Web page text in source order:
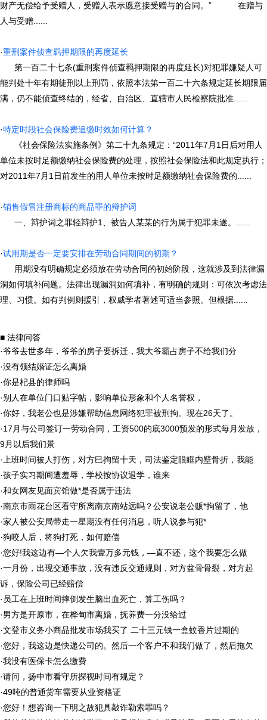
财产无偿给予受赠人，受赠人表示愿意接受赠与的合同。” 在赠与
人与受赠......
·重刑案件侦查羁押期限的再度延长
第一百二十七条(重刑案件侦查羁押期限的再度延长)对犯罪嫌疑人可
能判处十年有期徒刑以上刑罚，依照本法第一百二十六条规定延长期限届
满，仍不能侦查终结的，经省、自治区、直辖市人民检察院批准......
·特定时段社会保险费追缴时效如何计算？
《社会保险法实施条例》第二十九条规定：“2011年7月1日后对用人
单位未按时足额缴纳社会保险费的处理，按照社会保险法和此规定执行；
对2011年7月1日前发生的用人单位未按时足额缴纳社会保险费的......
·销售假冒注册商标的商品罪的辩护词
一、辩护词之罪轻辩护1、被告人某某的行为属于犯罪未遂。......
·试用期是否一定要安排在劳动合同期间的初期？
用期没有明确规定必须放在劳动合同的初始阶段，这就涉及到法律漏
洞如何填补问题。法律出现漏洞如何填补，有明确的规则：可依次考虑法
理、习惯。如有判例则援引，权威学者著述可适当参照。但根据......
■ 法律问答
·爷爷去世多年，爷爷的房子要拆迁，我大爷霸占房子不给我们分
·没有领结婚证怎么离婚
·你是杞县的律师吗
·别人在单位门口贴字帖，影响单位形象和个人名誉权，
·你好，我老公也是涉嫌帮助信息网络犯罪被刑拘。现在26天了。
·17月与公司签订一劳动合同，工资500的底3000预发的形式每月发放，
9月以后我们景
·上班时间被人打伤，对方巳拘留十天，司法鉴定眼眶内壁骨折，我能
·孩子实习期间遭羞辱，学校按协议退学，谁来
·和女网友见面宾馆做*是否属于违法
·南京市雨花台区看守所离南京南站远吗？公安说老公贩*拘留了，他
·家人被公安局带走一星期没有任何消息，听人说参与犯*
·狗咬人后，将狗打死，如何赔偿
·您好!我这边有—个人欠我壹万多元钱，—直不还，这个我要怎么做
·一月份，出现交通事故，没有违反交通规则，对方盆骨骨裂，对方起
诉，保险公司已经赔偿
· 员工在上班时间摔倒发生脑出血死亡，算工伤吗？
·男方是开原市，在桦甸市离婚，抚养费一分没给过
·文登市义务小商品批发市场我买了 二十三元钱一盒蚊香片过期的
·您好，我这边是快递公司的。然后一个客户不和我们做了，然后拖欠
·我没有医保卡怎么缴费
·请问，扬中市看守所探视时间有规定？
·49吨的普通货车需要从业资格证
·您好！想咨询一下明之故犯具敲诈勒索罪吗？